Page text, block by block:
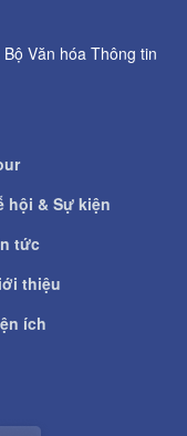
Văn hóa Thông tin
hội & Sự kiện
tức
thiệu
ích